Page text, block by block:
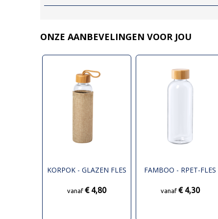
ONZE AANBEVELINGEN VOOR JOU
KORPOK - GLAZEN FLES
vanaf € 4,80
FAMBOO - RPET-FLES
vanaf € 4,30